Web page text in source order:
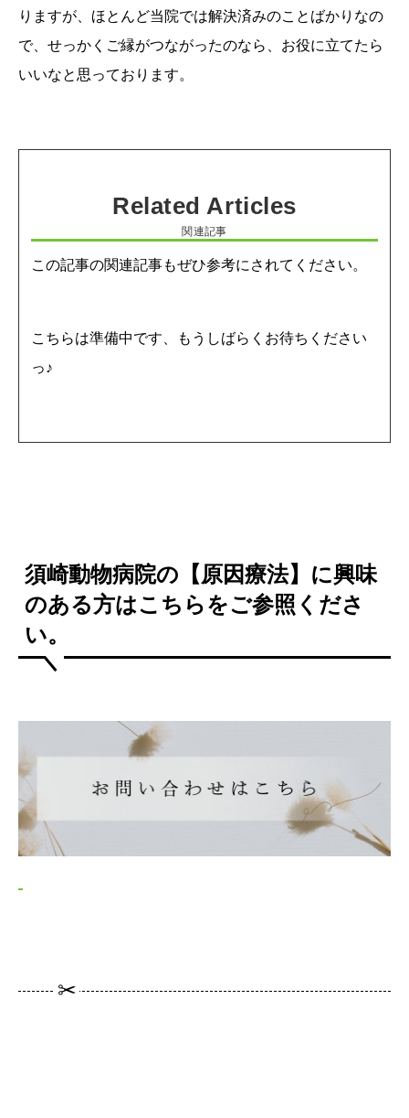
りますが、ほとんど当院では解決済みのことばかりなの
で、せっかくご縁がつながったのなら、お役に立てたら
いいなと思っております。
関連記事
この記事の関連記事もぜひ参考にされてください。
こちらは準備中です、もうしばらくお待ちください
っ♪
須崎動物病院の【原因療法】に興味
のある方はこちらをご参照くださ
い。